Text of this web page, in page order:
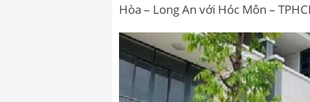
Hòa – Long An với Hóc Môn –